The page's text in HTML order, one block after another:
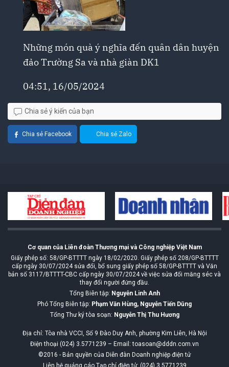
Những món quà ý nghĩa đến quân dân huyện
đảo Trường Sa và nhà giàn DK1
04:51, 16/05/2024
Chia sẻ ý kiến của bạn
Chia sẻ Facebook Chia sẻ Zalo
Cơ quan của Liên đoàn Thương mại và Công nghiệp Việt Nam
Giấy phép số: 58/GP-BTTTT ngày 18/02/2020. Giấy phép số 208/GP-BTTTT
cấp ngày 30/07/2024 sửa đổi, bổ sung giấy phép số 58/GP-BTTTT và Văn
bản số 3117/BTTTT-CBC cấp ngày 30/07/2024 về việc sửa đổi măng séc và
thay đổi người đứng đầu.
Tổng Biên tập: Nguyễn Linh Anh
Phó Tổng Biên tập: Phạm Văn Hùng, Nguyễn Tiến Dũng
Tổng Thư ký tòa soạn: Nguyễn Thị Thu Hương
Địa chỉ: Tòa nhà VCCI, Số 9 Đào Duy Anh, phường Kim Liên, Hà Nội
Điện thoại (024) 3.5771239 – Email: toasoan@dddn.com.vn
©2016 - Bản quyền của Diễn đàn Doanh nghiệp điện tử
Liên hệ quảng cáo Tạp chí điện tử: (024) 3.5771239